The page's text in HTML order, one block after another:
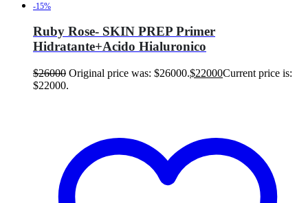
-15%
Ruby Rose- SKIN PREP Primer
Hidratante+Acido Hialuronico
$26000 Original price was: $26000.$22000Current price is:
$22000.